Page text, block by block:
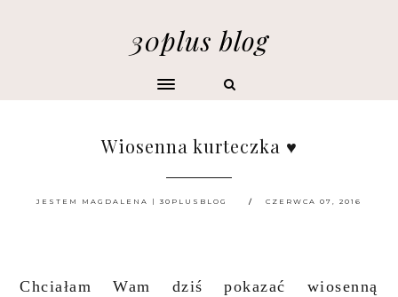
30plus blog
Wiosenna kurteczka ♥
JESTEM MAGDALENA | 30PLUSBLOG CZERWCA 07, 2016
Chciałam Wam dziś pokazać wiosenną